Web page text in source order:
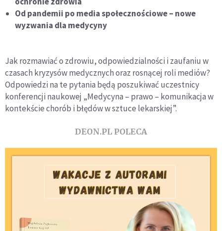
Od pandemii po media społecznościowe – nowe
wyzwania dla medycyny
Jak rozmawiać o zdrowiu, odpowiedzialności i zaufaniu w
czasach kryzysów medycznych oraz rosnącej roli mediów?
Odpowiedzi na te pytania będą poszukiwać uczestnicy
konferencji naukowej „Medycyna – prawo – komunikacja w
kontekście chorób i błędów w sztuce lekarskiej”.
DEON.PL POLECA